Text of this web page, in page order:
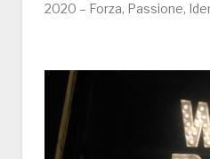
2020 – Forza, Passione,